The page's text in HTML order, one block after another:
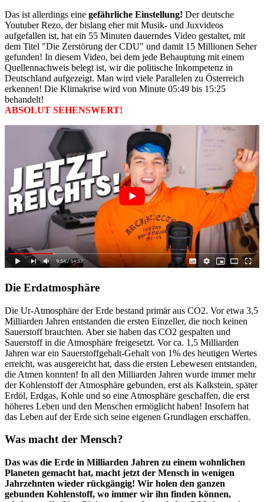
Das ist allerdings eine gefährliche Einstellung! Der deutsche
Youtuber Rezo, der bislang eher mit Musik- und Juxvideos
aufgefallen ist, hat ein 55 Minuten dauerndes Video gestaltet, mit
dem Titel "Die Zerstörung der CDU" und damit 15 Millionen Seher
gefunden! In diesem Video, bei dem jede Behauptung mit einem
Quellennachweis belegt ist, wir die politische Inkompetenz in
Deutschland aufgezeigt. Man wird viele Parallelen zu Österreich
erkennen! Die Klimakrise wird von Minute 05:49 bis 15:25
behandelt!
ABSOLUT SEHENSWERT!
Die Erdatmosphäre
Die Ur-Atmosphäre der Erde bestand primär aus CO2. Vor etwa 3,5
Milliarden Jahren entstanden die ersten Einzeller, die noch keinen
Sauerstoff brauchten. Aber sie haben das CO2 gespalten und
Sauerstoff in die Atmosphäre freigesetzt. Vor ca. 1,5 Milliarden
Jahren war ein Sauerstoffgehalt-Gehalt von 1% des heutigen Wertes
erreicht, was ausgereicht hat, dass die ersten Lebewesen entstanden,
die Atmen konnten! In all den Milliarden Jahren wurde immer mehr
der Kohlenstoff der Atmosphäre gebunden, erst als Kalkstein, später
Erdöl, Erdgas, Kohle und so eine Atmosphäre geschaffen, die erst
höheres Leben und den Menschen ermöglicht haben! Insofern hat
das Leben auf der Erde sich seine eigenen Grundlagen erschaffen.
Was macht der Mensch?
Das was die Erde in Milliarden Jahren zu einem wohnlichen
Planeten gemacht hat, macht jetzt der Mensch in wenigen
Jahrzehnten wieder rückgängig! Wir holen den ganzen
gebunden Kohlenstoff, wo immer wir ihn finden können,